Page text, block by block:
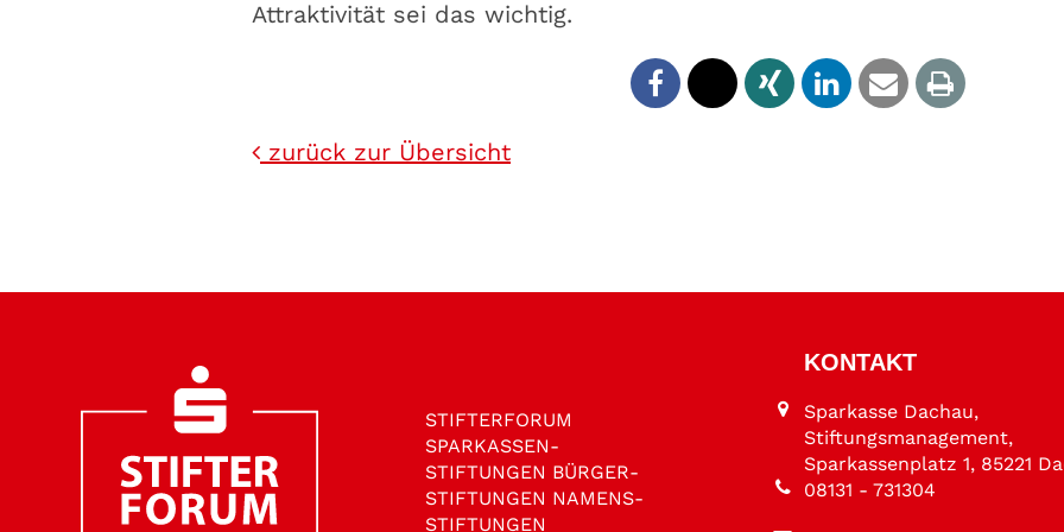
Attraktivität sei das wichtig.
zurück zur Übersicht
STIFTER­FORUM
SPARKASSEN­
STIFTUNGEN BÜRGER­
STIFTUNGEN NAMENS­
STIFTUNGEN
KONTAKT
Sparkasse Dachau,
Stiftungsmanagement,
Sparkassenplatz 1, 85221
08131 - 731304